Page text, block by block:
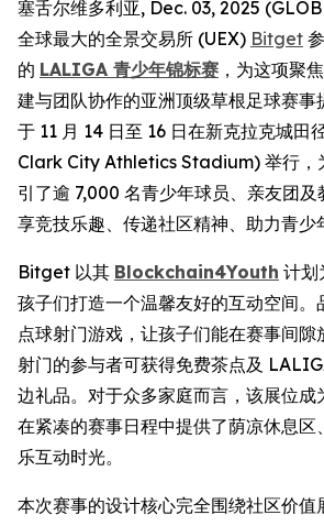
塞舌尔维多利亚, Dec. 03, 2025
全球最大的全景交易所 (UEX) Bitget
的 LALIGA 青少年锦标赛 ，为这项聚
建与团队协作的亚洲顶级草根足球赛事
于 11 月 14 日至 16 日在新克拉克城田
Clark City Athletics Stadium) 举行，
引了逾 7,000 名青少年球员、亲友团及
享竞技乐趣、传递社区精神、助力青少
Bitget 以其 Blockchain4Youth 计划
孩子们打造一个温馨友好的互动空间。
点球射门游戏，让孩子们能在赛事间
射门的参与者可获得免费茶点及
边礼品。对于众多家庭而言，该展位成
在紧凑的赛事日程中提供了荫凉休息区
乐互动时光。
本次赛事的设计核心完全围绕社区价